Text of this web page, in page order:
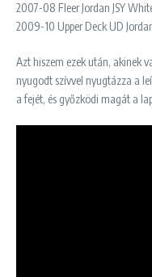
2007-08 Fleer Jordan JSY
2009-10 Upper Deck UD
Azt hiszem ezek után, akinek
nyugodt szívvel nyugtázza a
a fejét, és győzködi magát a